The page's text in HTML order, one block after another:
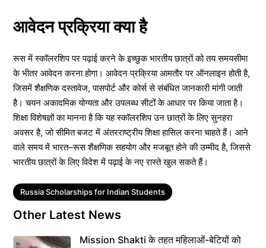
आवेदन प्रक्रिया क्या है
रूस में स्कॉलरशिप पर पढ़ाई करने के इच्छुक भारतीय छात्रों को तय समयसीमा
के भीतर आवेदन करना होगा। आवेदन प्रक्रिया आमतौर पर ऑनलाइन होती है,
जिसमें शैक्षणिक दस्तावेज, पासपोर्ट और कोर्स से संबंधित जानकारी मांगी जाती
है। चयन अकादमिक योग्यता और उपलब्ध सीटों के आधार पर किया जाता है।
शिक्षा विशेषज्ञों का मानना है कि यह स्कॉलरशिप उन छात्रों के लिए सुनहरा
अवसर है, जो सीमित बजट में अंतरराष्ट्रीय शिक्षा हासिल करना चाहते हैं। आने
वाले समय में भारत–रूस शैक्षणिक सहयोग और मजबूत होने की उम्मीद है, जिससे
भारतीय छात्रों के लिए विदेश में पढ़ाई के नए रास्ते खुल सकते हैं।
Tags
Russia Scholarships for Indian Students
Other Latest News
Mission Shakti के तहत महिलाओं-बेटियों को